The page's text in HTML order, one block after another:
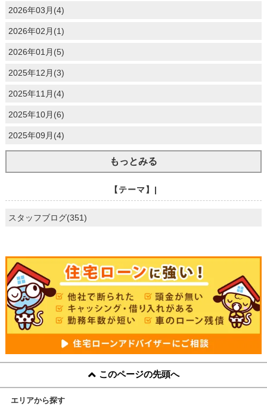
2026年03月(4)
2026年02月(1)
2026年01月(5)
2025年12月(3)
2025年11月(4)
2025年10月(6)
2025年09月(4)
もっとみる
【テーマ】|
スタッフブログ(351)
このページの先頭へ
エリアから探す